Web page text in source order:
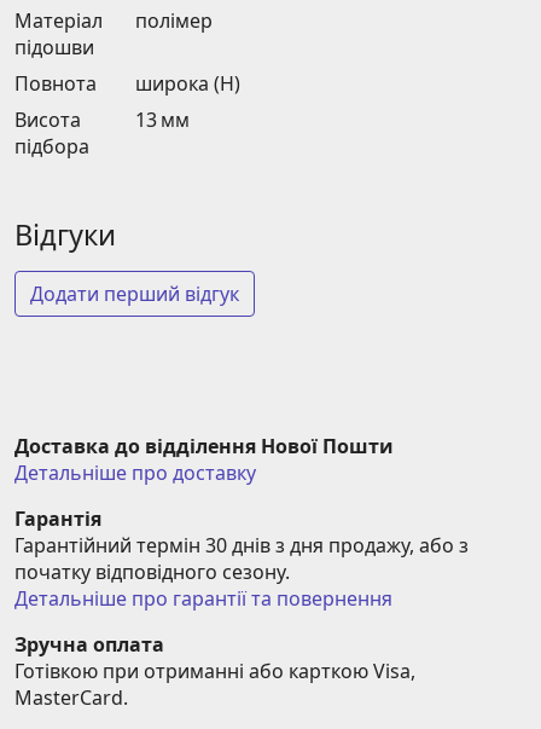
Матеріал
підошви
полімер
Повнота
широка (H)
Висота
підбора
13 мм
Відгуки
Додати перший відгук
Доставка до відділення Нової Пошти
Детальніше про доставку
Гарантія
Гарантійний термін 30 днів з дня продажу, або з
початку відповідного сезону.
Детальніше про гарантії та повернення
Зручна оплата
Готівкою при отриманні або карткою Visa,
MasterCard.